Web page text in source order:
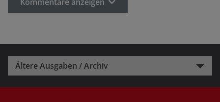
Kommentare anzeigen
Ältere Ausgaben / Archiv